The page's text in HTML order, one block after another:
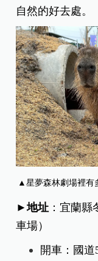
自然的好去處。
▲星夢森林劇場裡有
►地址 ：宜蘭
車場）
開車：國